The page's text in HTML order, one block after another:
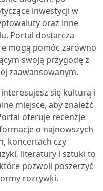
inwestycji w
oraz inne
Portal dostarcza
mogą pomóc zarówno
swoją przygodę z
zaawansowanym.
interesujesz się kulturą i
miejsce, aby znaleźć
oferuje recenzje
o najnowszych
koncertach czy
literatury i sztuki to
pozwoli poszerzyć
rozrywki.